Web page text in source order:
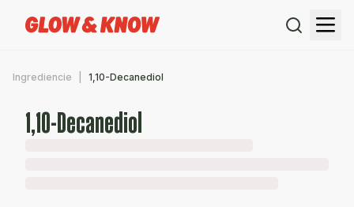
Ingrediencie 1,10-Decanediol
1,10-Decanediol